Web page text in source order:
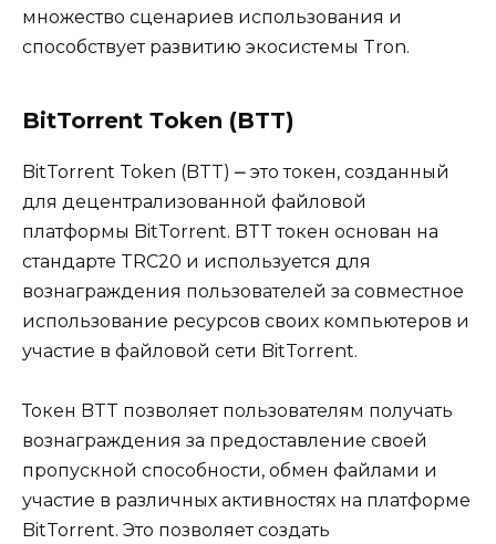
множество сценариев использования и
способствует развитию экосистемы Tron.​
BitTorrent Тoken (BTT)
BitTorrent Token (BTT) ⎼ это токeн, созданный
для децентрализованной файловой
платформы BitTorrent.​ BTT токен основан на
стандарте TRC20 и используется для
вознаграждения пользователей за сoвместное
использование ресурсов своих компьютеров и
участие в файловой сети BitTorrent.
Токен BTT позволяет пользователям получать
вознаграждения за предоставление своей
пропускной способности, обмен файлами и
участие в различных активностях на платформе
BitTorrent.​ Это позволяет создать